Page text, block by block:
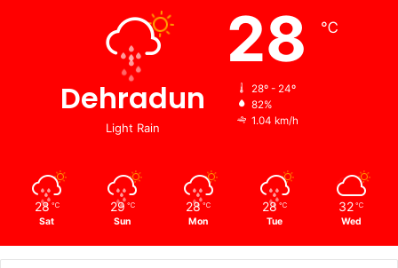
Dehradun
Light Rain
28 ℃
28º - 24º
82%
1.04 km/h
28 ℃
Sat
29 ℃
Sun
28 ℃
Mon
28 ℃
Tue
32 ℃
Wed